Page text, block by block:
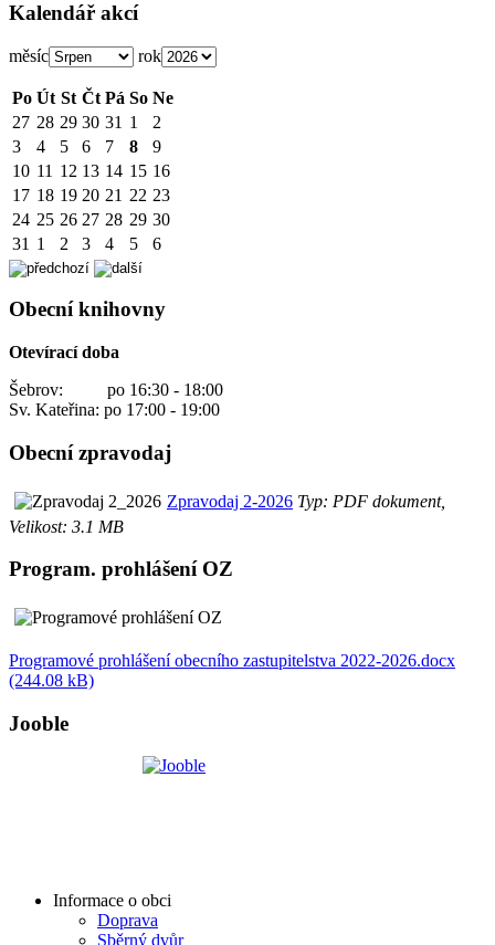
Kalendář akcí
měsíc rok
Po Út St Čt Pá So Ne
27 28 29 30 31 1
2
3
4 5 6 7 8
9
10 11 12 13 14 15 16
17 18 19 20 21 22 23
24 25 26 27 28 29 30
31 1 2 3 4 5 6
Obecní knihovny
Otevírací doba
Šebrov: po 16:30 - 18:00
Sv. Kateřina: po 17:00 - 19:00
Obecní zpravodaj
Zpravodaj 2-2026 Typ: PDF dokument,
Velikost: 3.1 MB
Program. prohlášení OZ
Programové prohlášení obecního zastupitelstva 2022-2026.docx
(244.08 kB)
Jooble
Informace o obci
Doprava
Sběrný dvůr